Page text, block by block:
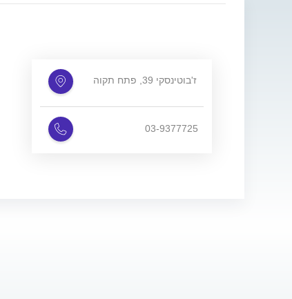
ז'בוטינסקי 39, פתח תקוה
03-9377725